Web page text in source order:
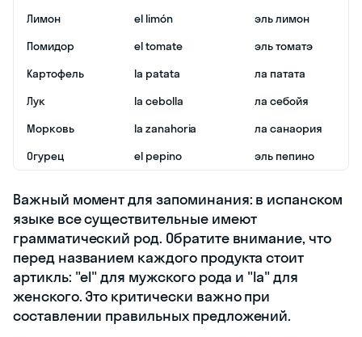
Лимон el limón
эль лимон
Помидор
el tomate
эль томатэ
Картофель
la patata
ла патата
Лук
la cebolla
ла себойя
Морковь
la zanahoria
ла санаория
Огурец
el pepino эль пепино
Важный момент для запоминания: в испанском
языке все существительные имеют
грамматический род. Обратите внимание, что
перед названием каждого продукта стоит
артикль: "el" для мужского рода и "la" для
женского. Это критически важно при
составлении правильных предложений.